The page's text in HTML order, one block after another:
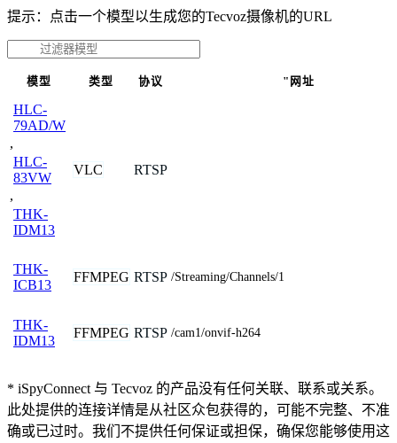
提示：点击一个模型以生成您的Tecvoz摄像机的URL
模型 类型 协议 "网址
HLC-
79AD/W
,
HLC-
83VW
,
THK-
IDM13
VLC RTSP
THK-
ICB13
FFMPEG RTSP /Streaming/Channels/1
THK-
IDM13
FFMPEG RTSP /cam1/onvif-h264
* iSpyConnect 与 Tecvoz 的产品没有任何关联、联系或关系。
此处提供的连接详情是从社区众包获得的，可能不完整、不准
确或已过时。我们不提供任何保证或担保，确保您能够使用这